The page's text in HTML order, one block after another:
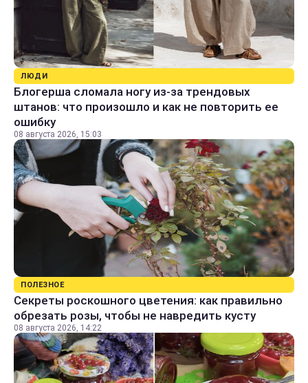
ЛЮДИ
Блогерша сломала ногу из-за трендовых
штанов: что произошло и как не повторить ее
ошибку
08 августа 2026, 15:03
ПОЛЕЗНОЕ
Секреты роскошного цветения: как правильно
обрезать розы, чтобы не навредить кусту
08 августа 2026, 14:22